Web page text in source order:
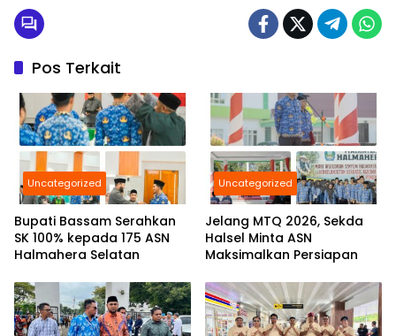
Pos Terkait
Uncategorized
Bupati Bassam Serahkan
SK 100% kepada 175 ASN
Halmahera Selatan
Uncategorized
Jelang MTQ 2026, Sekda
Halsel Minta ASN
Maksimalkan Persiapan